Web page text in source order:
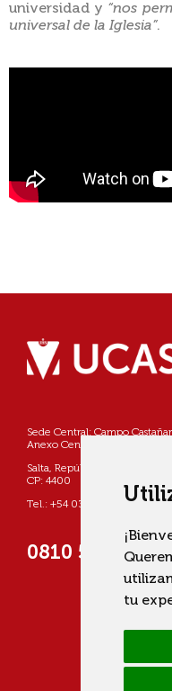
tu
universidad y “nos
universal de la Iglesia”.
Sede Central: Campo
Anexo Centro: Pellegrini 790
Salta, República Argentina
CP: 4400
Tel.: +54 0387 4268800
0810 555